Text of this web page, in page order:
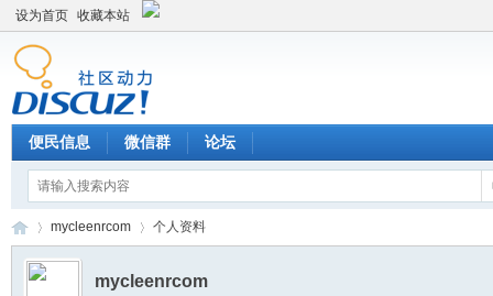
设为首页 收藏本站
便民信息 微信群 论坛
mycleenrcom 个人资料
mycleenrcom